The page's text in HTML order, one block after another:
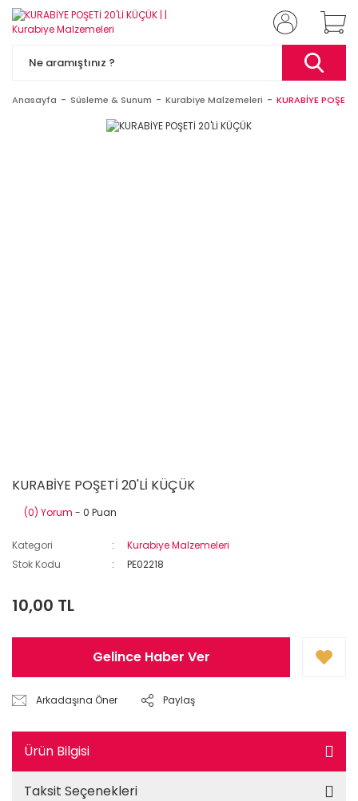
Anasayfa Süsleme & Sunum Kurabiye Malzemeleri KURABİYE
KURABİYE POŞETİ 20'Lİ KÜÇÜK
(0) Yorum - 0 Puan
Kategori
Kurabiye Malzemeleri
Stok Kodu
PE02218
10,00 TL
Gelince Haber Ver
Arkadaşına Öner Paylaş
Ürün Bilgisi
Taksit Seçenekleri